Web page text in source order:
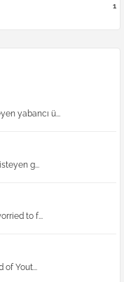
1
yabancı ü...
g...
to f...
Yout...